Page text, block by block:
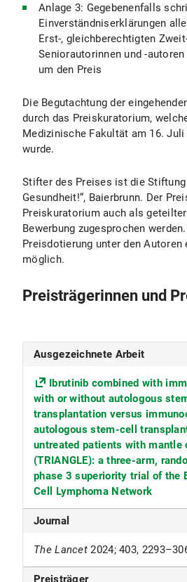
Anlage 3: Gegebenenfalls
Einverständniserklärungen
Erst-, gleichberechtigten
Seniorautorinnen und -
um den Preis
Die Begutachtung der
durch das Preiskuratorium,
Medizinische Fakultät am 16.
wurde.
Stifter des Preises ist die Stiftung
Gesundheit!“, Baierbrunn. Der
Preiskuratorium auch als
Bewerbung zugesprochen
Preisdotierung unter den
möglich.
Preisträgerinnen und
Ausgezeichnete Arbeit
Ibrutinib combined with
with or without autologous
transplantation versus
autologous stem-cell
untreated patients with mantle
(TRIANGLE): a three-arm,
phase 3 superiority trial of the
Cell Lymphoma Network
Journal
The Lancet 2024; 403,
Preisträger